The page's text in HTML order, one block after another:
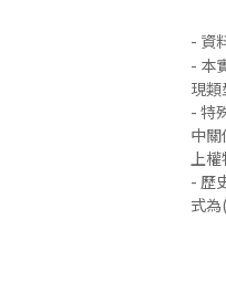
- 資
- 本
現
- 特
中
上權
- 歷
式